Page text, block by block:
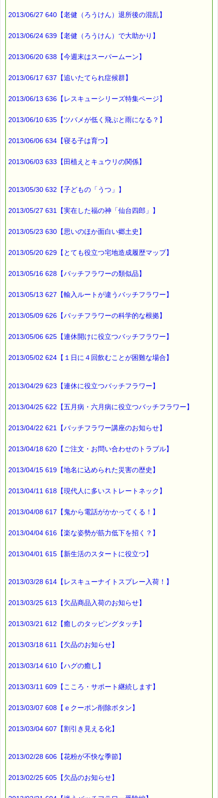
発行責任者：店長 千葉るみこ
https://pass-thyme.com/
2013/06/27 640【老健（ろうけん）退所後の混乱】
2013/06/24 639【老健（ろうけん）で大助かり】
2013/06/20 638【今週末はスーパームーン】
2013/06/17 637【追いたてられ症候群】
2013/06/13 636【レスキューシリーズ特集ページ】
2013/06/10 635【ツバメが低く飛ぶと雨になる？】
2013/06/06 634【寝る子は育つ】
2013/06/03 633【田植えとキュウリの関係】
2013/05/30 632【子どもの「うつ」】
2013/05/27 631【実在した福の神「仙台四郎」】
2013/05/23 630【思いのほか面白い郷土史】
2013/05/20 629【とても役立つ宅地造成履歴マップ】
2013/05/16 628【バッチフラワーの類似品】
2013/05/13 627【輸入ルートが違うバッチフラワー】
2013/05/09 626【バッチフラワーの科学的な根拠】
2013/05/06 625【連休開けに役立つバッチフラワー】
2013/05/02 624【１日に４回飲むことが困難な場合】
2013/04/29 623【連休に役立つバッチフラワー】
2013/04/25 622【五月病・六月病に役立つバッチフラワー】
2013/04/22 621【バッチフラワー講座のお知らせ】
2013/04/18 620【ご注文・お問い合わせのトラブル】
2013/04/15 619【地名に込められた災害の歴史】
2013/04/11 618【現代人に多いストレートネック】
2013/04/08 617【鬼から電話がかかってくる！】
2013/04/04 616【楽な姿勢が筋力低下を招く？】
2013/04/01 615【新生活のスタートに役立つ】
2013/03/28 614【レスキューナイトスプレー入荷！】
2013/03/25 613【欠品商品入荷のお知らせ】
2013/03/21 612【癒しのタッピングタッチ】
2013/03/18 611【欠品のお知らせ】
2013/03/14 610【ハグの癒し】
2013/03/11 609【こころ・サポート継続します】
2013/03/07 608【ｅクーポン削除ボタン】
2013/03/04 607【割引き見える化】
2013/02/28 606【花粉が不快な季節】
2013/02/25 605【欠品のお知らせ】